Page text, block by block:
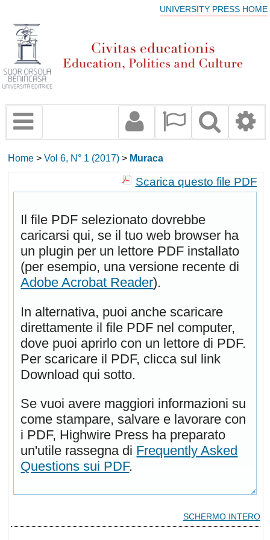
UNIVERSITY PRESS HOME
Home >Vol 6, N° 1 (2017) > Muraca
Scarica questo file PDF
Il file PDF selezionato dovrebbe
caricarsi qui, se il tuo web browser ha
un plugin per un lettore PDF installato
(per esempio, una versione recente di
Adobe Acrobat Reader).
In alternativa, puoi anche scaricare
direttamente il file PDF nel computer,
dove puoi aprirlo con un lettore di PDF.
Per scaricare il PDF, clicca sul link
Download qui sotto.
Se vuoi avere maggiori informazioni su
come stampare, salvare e lavorare con
i PDF, Highwire Press ha preparato
un'utile rassegna di Frequently Asked
Questions sui PDF.
SCHERMO INTERO